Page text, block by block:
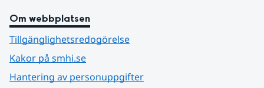
Om webbplatsen
Tillgänglighetsredogörelse
Kakor på smhi.se
Hantering av personuppgifter